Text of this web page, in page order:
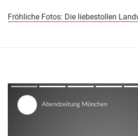
Fröhliche Fotos: Die liebestollen